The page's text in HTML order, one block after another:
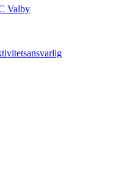
Valby